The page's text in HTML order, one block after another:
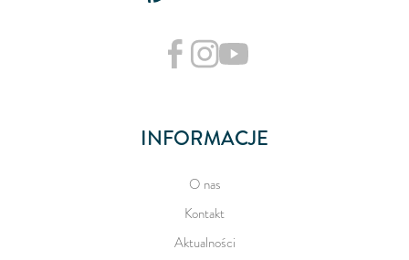
INFORMACJE
O nas
Kontakt
Aktualności